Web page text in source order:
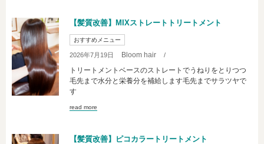
【髪質改善】MIXストレートトリートメント
おすすめメニュー
2026年7月19日 Bloom hair /
トリートメントベースのストレートでうねりをとりつつ
毛先まで水分と栄養分を補給します毛先までサラツヤで
す
read more
【髪質改善】ピコカラートリートメント